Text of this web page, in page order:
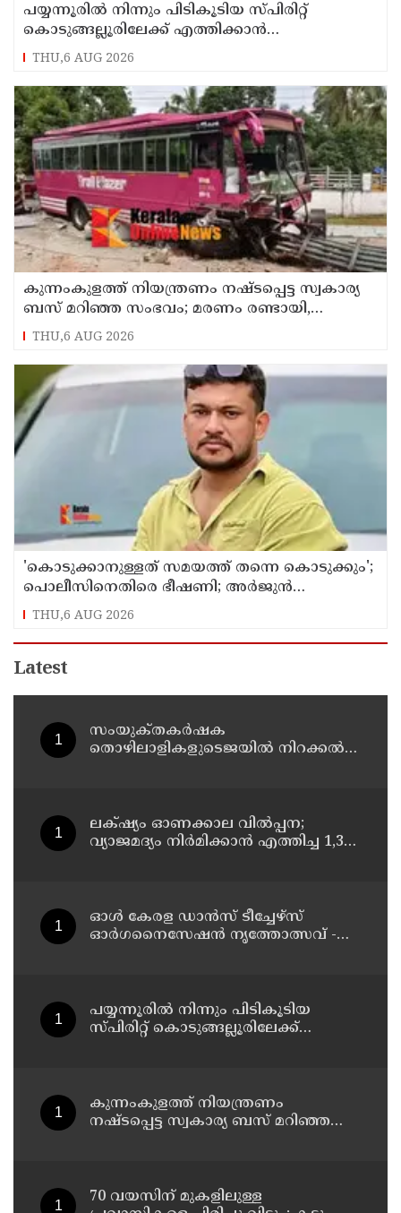
പയ്യന്നൂരിൽ നിന്നും പിടികൂടിയ സ്പിരിറ്റ്
കൊടുങ്ങല്ലൂരിലേക്ക് എത്തിക്കാൻ
പദ്ധതിയിട്ടുവെന്ന് എക്സൈസ് ഡെപ്യൂട്ടി
കമ്മിഷണർ
THU,6 AUG 2026
കുന്നംകുളത്ത് നിയന്ത്രണം നഷ്ടപ്പെട്ട സ്വകാര്യ
ബസ് മറിഞ്ഞ സംഭവം; മരണം രണ്ടായി,
എട്ടുപേർക്ക് പരിക്ക്
THU,6 AUG 2026
'കൊടുക്കാനുള്ളത് സമയത്ത് തന്നെ കൊടുക്കും';
പൊലീസിനെതിരെ ഭീഷണി; അർജുൻ
ആയങ്കിക്കെതിരെ കേസെടുത്തു
THU,6 AUG 2026
Latest
സംയുക്‌തകർഷക
തൊഴിലാളികളുടെജയിൽ നിറക്കൽ
ലക്‌ഷ്യം ഓണക്കാല വിൽപ്പന;
വ്യാജമദ്യം നിർമിക്കാൻ എത്തിച്ച 1,350
ഓൾ കേരള ഡാൻസ് ടീച്ചേഴ്സ്
ഓർഗനൈസേഷൻ നൃത്തോത്സവ് -
പയ്യന്നൂരിൽ നിന്നും പിടികൂടിയ
സ്പിരിറ്റ് കൊടുങ്ങല്ലൂരിലേക്ക്
കുന്നംകുളത്ത് നിയന്ത്രണം
നഷ്ടപ്പെട്ട സ്വകാര്യ ബസ് മറിഞ്ഞ
70 വയസിന് മുകളിലുള്ള